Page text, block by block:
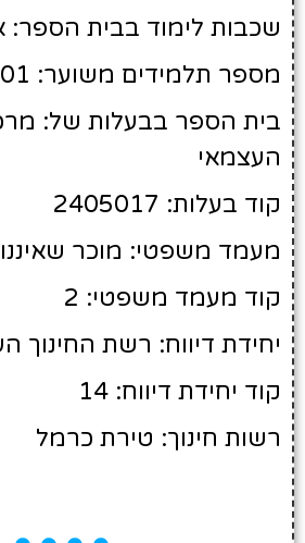
שכבות לימוד בבית הספר:
מספר תלמידים משוער: 201 תלמידים
בית הספר בבעלות של:
העצמאי
קוד בעלות: 2405017
מעמד משפטי: מוכר
קוד מעמד משפטי: 2
יחידת דיווח: רשת החינוך
קוד יחידת דיווח: 14
רשות חינוך: טירת כרמל